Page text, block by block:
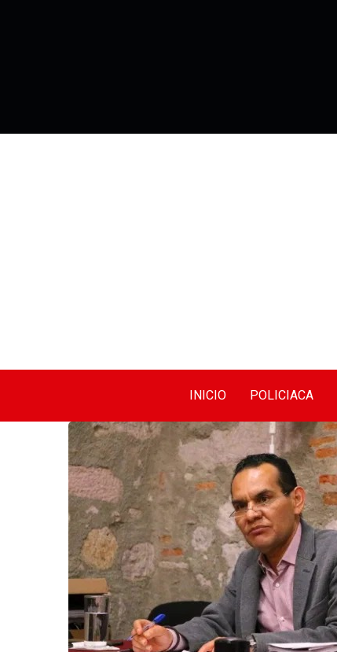
INICIO POLICIACA